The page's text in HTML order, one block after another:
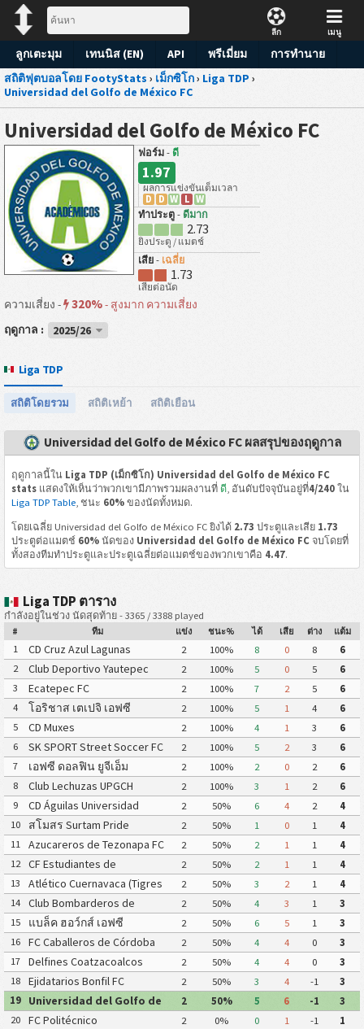
ลีก เมนู
ลูกเตะมุม เทนนิส (EN) API พรีเมี่ยม
การทำนาย
สถิติฟุตบอลโดย FootyStats › เม็กซิโก› Liga TDP ›
Universidad del Golfo de México FC
Universidad del Golfo de México FC
ฟอร์ม - ดี
1.97
ผลการแข่งขันเต็มเวลา
D
D W L W
ทำประตู - ดีมาก
2.73
ยิงประตู / แมตช์
เสีย - เฉลี่ย
1.73
เสียต่อนัด
ความเสี่ยง - 320%- สูงมาก ความเสี่ยง
ฤดูกาล :
2025/26
Liga TDP
สถิติโดยรวม สถิติเหย้า สถิติเยือน
Universidad del Golfo de México FC ผลสรุปของฤดูกาล
ฤดูกาลนี้ใน Liga TDP (เม็กซิโก) Universidad del Golfo de México FC
statsแสดงให้เห็นว่าพวกเขามีภาพรวมผลงานที่ ดี, อันดับปัจจุบันอยู่ที่4/240ใน
Liga TDP Table, ชนะ 60%ของนัดทั้งหมด.
โดยเฉลี่ย Universidad del Golfo de México FC ยิงได้ 2.73 ประตูและเสีย 1.73
ประตูต่อแมตช์ 60%นัดของ Universidad del Golfo de México FCจบโดยที่
ทั้งสองทีมทำประตูและประตูเฉลี่ยต่อแมตช์ของพวกเขาคือ 4.47.
Liga TDP ตาราง
กำลังอยู่ในช่วง นัดสุดท้าย - 3365 / 3388 played
# ทีม แข่ง ชนะ% ได้ เสีย ต่าง แต้ม
1 CD Cruz Azul Lagunas 2 100% 8 0 8
6
2
Club Deportivo Yautepec 2 100% 5 0 5
6
3
Ecatepec FC 2 100% 7 2 5
6
4
โอริชาส เตเปจิ เอฟซี 2 100% 5 1 4
6
5
CD Muxes 2 100% 4 1 3
6
6
SK SPORT Street Soccer FC 2 100% 5 2 3
6
7
เอฟซี ดอลฟิน ยูจีเอ็ม 2 100% 2 0 2
6
8
Club Lechuzas UPGCH 2 100% 3 1 2
6
9
CD Águilas Universidad
Autónoma de Guerrero
2 50% 6 4 2
4
10
สโมสร Surtam Pride 2 50% 1 0 1
4
11
Azucareros de Tezonapa FC 2 50% 2 1 1
4
12
CF Estudiantes de
Atlacomulco
2 50% 2 1 1
4
13
Atlético Cuernavaca (Tigres
Yautepec)
2 50% 3 2 1
4
14
Club Bombarderos de
Tecámac
2 50% 4 3 1
3
15
แบล็ค ฮอว์กส์ เอฟซี 2 50% 6 5 1
3
16
FC Caballeros de Córdoba 2 50% 4 4 0
3
17
Delfines Coatzacoalcos 2 50% 4 4 0
3
18
Ejidatarios Bonfil FC 2 50% 3 4 -1
3
19
Universidad del Golfo de
México FC
2 50% 5 6 -1
3
20
FC Politécnico 2 0% 0 1 -1
1